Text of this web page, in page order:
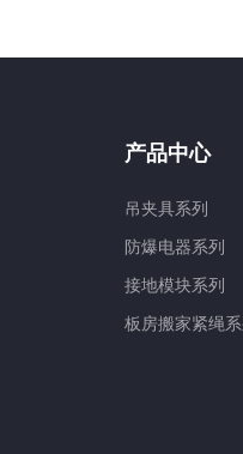
产品中心
吊夹具系列
防爆电器系列
接地模块系列
板房搬家紧绳系